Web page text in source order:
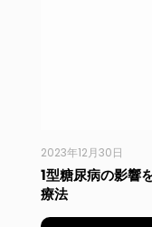
2023年12月30日
1型糖尿病の影響
療法